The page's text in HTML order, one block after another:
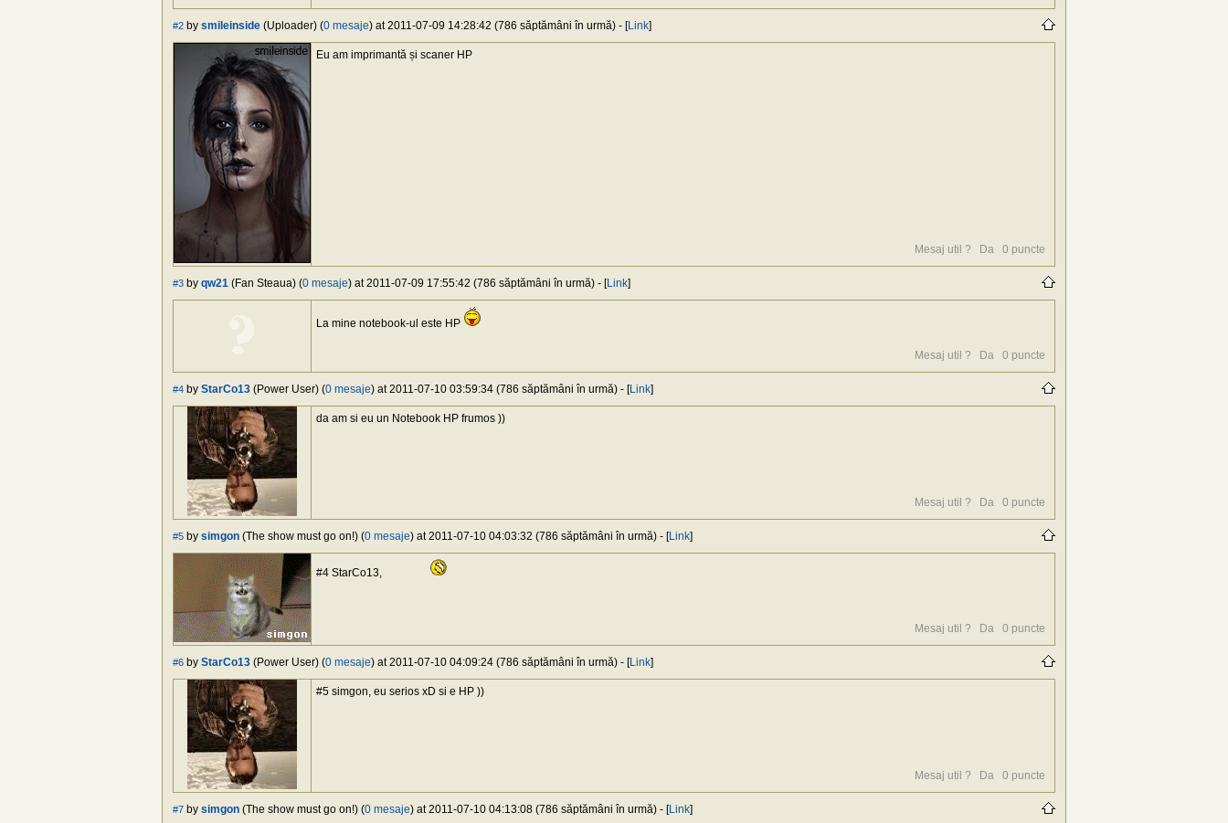
#2 by smileinside (Uploader) (0 mesaje) at 2011-07-09 14:28:42 (786 săptămâni în urmă) - [Link]
Eu am imprimantă și scaner HP
Mesaj util ? Da 0 puncte
#3 by qw21 (Fan Steaua) (0 mesaje) at 2011-07-09 17:55:42 (786 săptămâni în urmă) - [Link]
La mine notebook-ul este HP
Mesaj util ? Da 0 puncte
#4 by StarCo13 (Power User) (0 mesaje) at 2011-07-10 03:59:34 (786 săptămâni în urmă) - [Link]
da am si eu un Notebook HP frumos ))
Mesaj util ? Da 0 puncte
#5 by simgon (The show must go on!) (0 mesaje) at 2011-07-10 04:03:32 (786 săptămâni în urmă) - [Link]
#4 StarCo13,
Mesaj util ? Da 0 puncte
#6 by StarCo13 (Power User) (0 mesaje) at 2011-07-10 04:09:24 (786 săptămâni în urmă) - [Link]
#5 simgon, eu serios xD si e HP ))
Mesaj util ? Da 0 puncte
#7 by simgon (The show must go on!) (0 mesaje) at 2011-07-10 04:13:08 (786 săptămâni în urmă) - [Link]